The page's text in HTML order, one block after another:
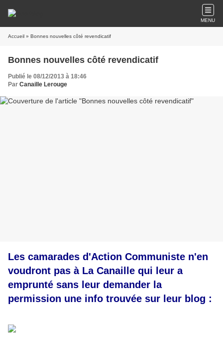
MENU
Accueil » Bonnes nouvelles côté revendicatif
Bonnes nouvelles côté revendicatif
Publié le 08/12/2013 à 18:46
Par Canaille Lerouge
Les camarades d'Action Communiste n'en
voudront pas à La Canaille qui leur a
emprunté sans leur demander la
permission une info trouvée sur leur blog :